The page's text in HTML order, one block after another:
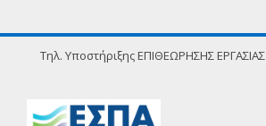
Τηλ. Υποστήριξης ΕΠΙΘΕΩΡΗΣΗΣ ΕΡΓΑΣΙΑΣ